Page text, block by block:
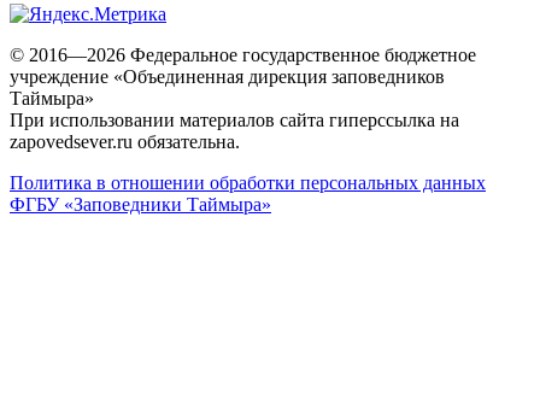
© 2016—2026 Федеральное государственное бюджетное
учреждение «Объединенная дирекция заповедников
Таймыра»
При использовании материалов сайта гиперссылка на
zapovedsever.ru обязательна.
Политика в отношении обработки персональных данных
ФГБУ «Заповедники Таймыра»